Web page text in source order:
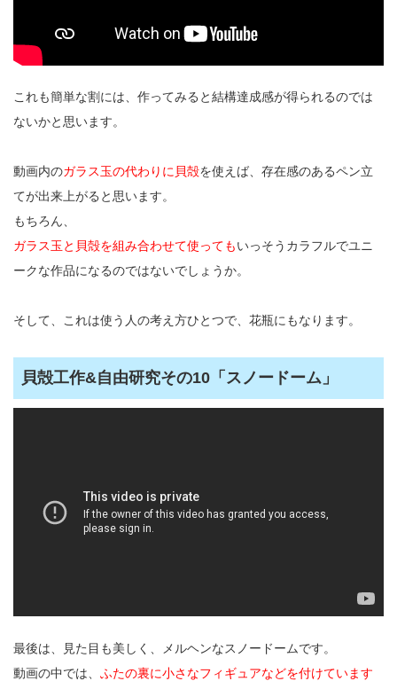
これも簡単な割には、作ってみると結構達成感が得られるのでは
ないかと思います。
動画内のガラス玉の代わりに貝殻を使えば、存在感のあるペン立
てが出来上がると思います。
もちろん、
ガラス玉と貝殻を組み合わせて使ってもいっそうカラフルでユニ
ークな作品になるのではないでしょうか。
そして、これは使う人の考え方ひとつで、花瓶にもなります。
貝殻工作&自由研究その10「スノードーム」
最後は、見た目も美しく、メルヘンなスノードームです。
動画の中では、 ふたの裏に小さなフィギュアなどを付けています